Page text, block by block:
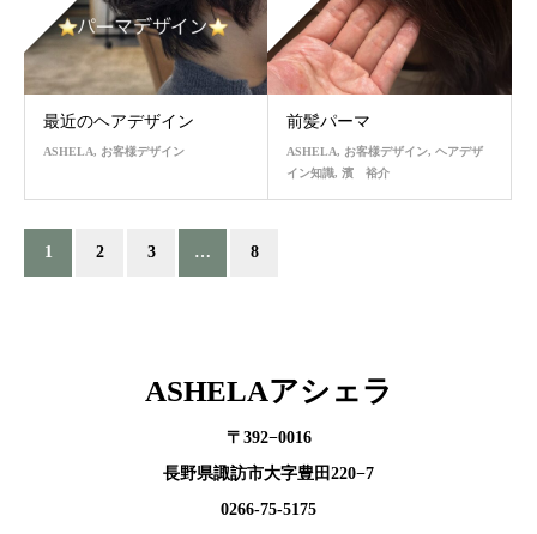
最近のヘアデザイン
ASHELA, お客様デザイン
前髪パーマ
ASHELA, お客様デザイン, ヘアデザ
イン知識, 濱 裕介
1 2 3 … 8
ASHELAアシェラ
〒392−0016
長野県諏訪市大字豊田220−7
0266-75-5175